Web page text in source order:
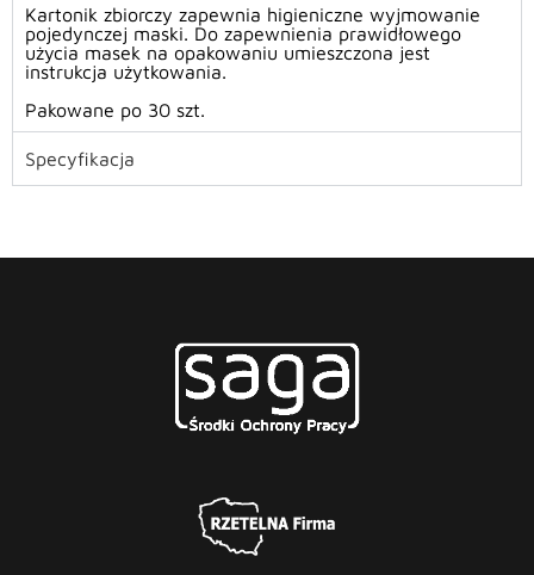
Kartonik zbiorczy zapewnia higieniczne wyjmowanie
pojedynczej maski. Do zapewnienia prawidłowego
użycia masek na opakowaniu umieszczona jest
instrukcja użytkowania.
Pakowane po 30 szt.
Specyfikacja